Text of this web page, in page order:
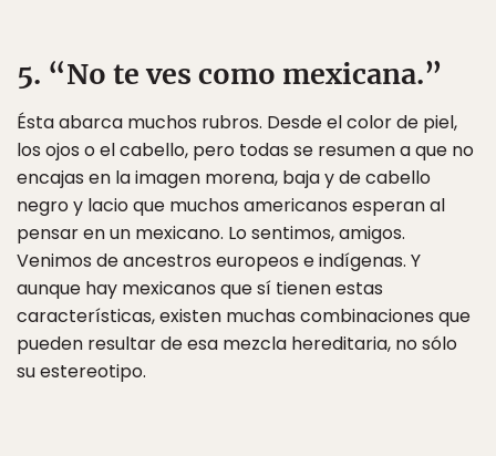
5. “No te ves como mexicana.”
Ésta abarca muchos rubros. Desde el color de piel,
los ojos o el cabello, pero todas se resumen a que no
encajas en la imagen morena, baja y de cabello
negro y lacio que muchos americanos esperan al
pensar en un mexicano. Lo sentimos, amigos.
Venimos de ancestros europeos e indígenas. Y
aunque hay mexicanos que sí tienen estas
características, existen muchas combinaciones que
pueden resultar de esa mezcla hereditaria, no sólo
su estereotipo.